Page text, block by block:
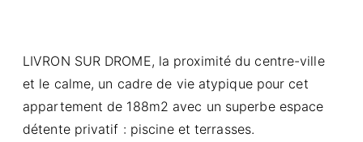
LIVRON SUR DROME, la proximité du centre-ville
et le calme, un cadre de vie atypique pour cet
appartement de 188m2 avec un superbe espace
détente privatif : piscine et terrasses.